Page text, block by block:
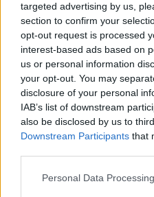
targeted advertising by us,
section to confirm your
opt-out request is processed
interest-based ads based on
us or personal information
your opt-out. You may
disclosure of your personal
IAB’s list of downstream
also be disclosed by us to
Downstream Participants that
Personal Data
Napsat
Informace o
Registrace od:
Prochatováno